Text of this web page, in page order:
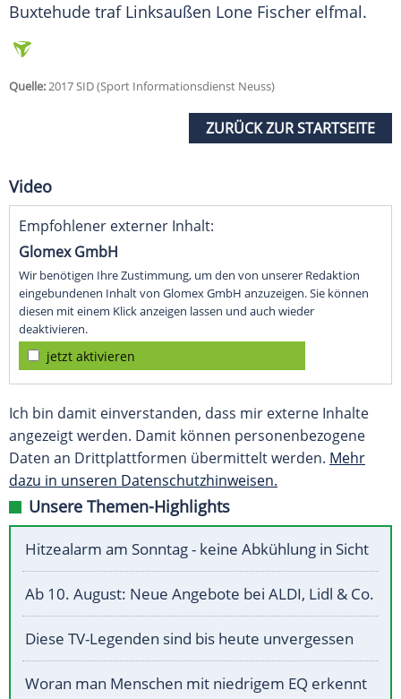
Buxtehude traf Linksaußen Lone Fischer elfmal.
Quelle:2017 SID (Sport Informationsdienst Neuss)
ZURÜCK ZUR STARTSEITE
Video
Empfohlener externer Inhalt:
Glomex GmbH
Wir benötigen Ihre Zustimmung, um den von unserer Redaktion
eingebundenen Inhalt von Glomex GmbH anzuzeigen. Sie können
diesen mit einem Klick anzeigen lassen und auch wieder
deaktivieren.
jetzt aktivieren
Ich bin damit einverstanden, dass mir externe Inhalte
angezeigt werden. Damit können personenbezogene
Daten an Drittplattformen übermittelt werden. Mehr
dazu in unseren Datenschutzhinweisen.
Unsere Themen-Highlights
Hitzealarm am Sonntag - keine Abkühlung in Sicht
Ab 10. August: Neue Angebote bei ALDI, Lidl & Co.
Diese TV-Legenden sind bis heute unvergessen
Woran man Menschen mit niedrigem EQ erkennt